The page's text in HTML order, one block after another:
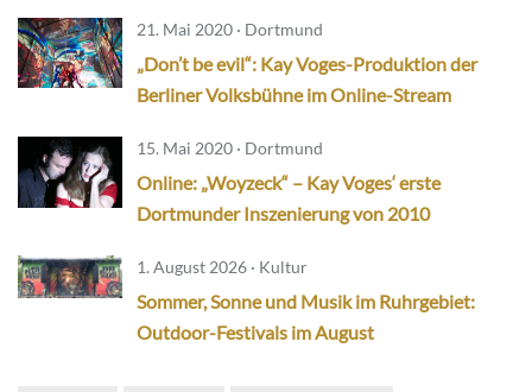
21. Mai 2020 · Dortmund
„Don’t be evil“: Kay Voges-Produktion der
Berliner Volksbühne im Online-Stream
15. Mai 2020 · Dortmund
Online: „Woyzeck“ – Kay Voges‘ erste
Dortmunder Inszenierung von 2010
1. August 2026 · Kultur
Sommer, Sonne und Musik im Ruhrgebiet:
Outdoor-Festivals im August